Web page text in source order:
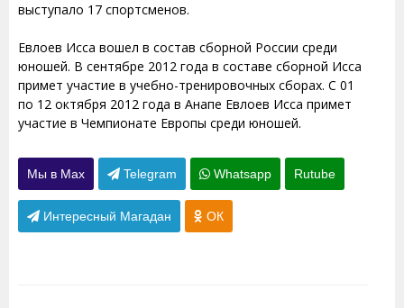
выступало 17 спортсменов.
Евлоев Исса вошел в состав сборной России среди
юношей. В сентябре 2012 года в составе сборной Исса
примет участие в учебно-тренировочных сборах. С 01
по 12 октября 2012 года в Анапе Евлоев Исса примет
участие в Чемпионате Европы среди юношей.
Мы в Max Telegram Whatsapp Rutube
Интересный Магадан ОК